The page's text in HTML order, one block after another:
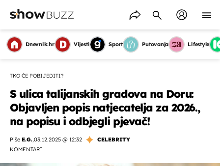
Dnevnik.hr Vijesti Sport Putovanja Lifestyle
TKO ĆE POBIJEDITI?
S ulica talijanskih gradova na Doru:
Objavljen popis natjecatelja za 2026.,
na popisu i odbjegli pjevač!
Piše E.G.,03.12.2025 @ 12:32
CELEBRITY
KOMENTARI